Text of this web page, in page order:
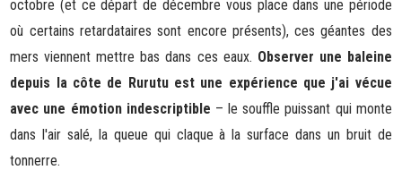
octobre (et ce départ de décembre vous place dans une période
où certains retardataires sont encore présents), ces géantes des
mers viennent mettre bas dans ces eaux. Observer une baleine
depuis la côte de Rurutu est une expérience que j'ai vécue
avec une émotion indescriptible – le souffle puissant qui monte
dans l'air salé, la queue qui claque à la surface dans un bruit de
tonnerre.